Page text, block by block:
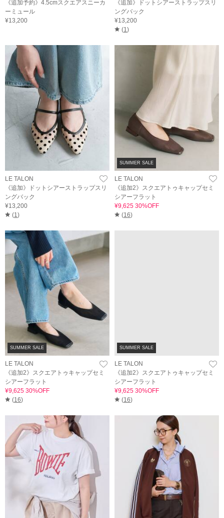
《追加予約》4.5cmスクエアスニーカ
ーミュール
¥13,200
《追加》ドットシアーストラップスリ
ングバック
¥13,200
(1)
LE TALON
《追加》ドットシアーストラップスリ
ングバック
¥13,200
(1 )
SUMMER SALE
LE TALON
《追加2》スクエアトゥキャップセミ
シアーフラット
¥9,625 30%OFF
(16)
SUMMER SALE
LE TALON
《追加2》スクエアトゥキャップセミ
シアーフラット
¥9,625 30%OFF
(16)
SUMMER SALE
LE TALON
《追加2》スクエアトゥキャップセミ
シアーフラット
¥9,625 30%OFF
(16)